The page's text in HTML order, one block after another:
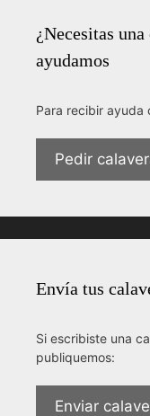
¿Necesitas
ayudamos
Para recibir ayuda
Pedir
Envía tus
Si escribiste una
publiquemos:
Enviar